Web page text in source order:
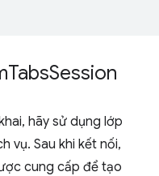
TabsSession
hãy sử dụng lớp
vụ. Sau khi kết nối,
cung cấp để tạo